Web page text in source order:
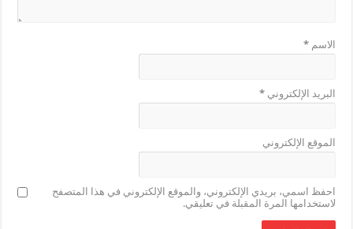
الاسم*
البريد الإلكتروني*
الموقع الإلكتروني
احفظ اسمي، بريدي الإلكتروني، والموقع الإلكتروني في هذا المتصفح
لاستخدامها المرة المقبلة في تعليقي.